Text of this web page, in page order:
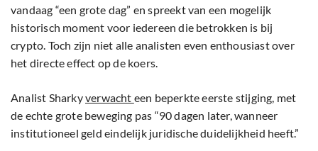
vandaag “een grote dag” en spreekt van een mogelijk
historisch moment voor iedereen die betrokken is bij
crypto. Toch zijn niet alle analisten even enthousiast over
het directe effect op de koers.
Analist Sharkyverwacht een beperkte eerste stijging, met
de echte grote beweging pas “90 dagen later, wanneer
institutioneel geld eindelijk juridische duidelijkheid heeft.”